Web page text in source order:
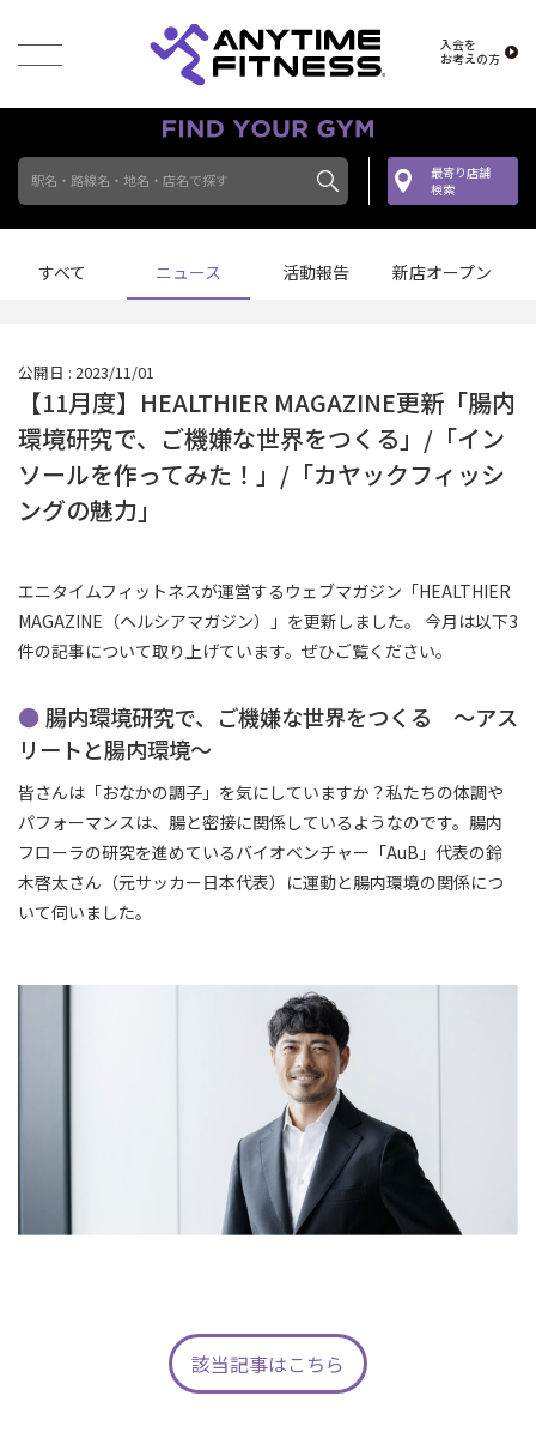
入会を
お考えの方
駅名・路線名・地名・店名で探す
最寄り店舗
検索
すべて ニュース 活動報告 新店オープン
公開日 : 2023/11/01
【11月度】HEALTHIER MAGAZINE更新「腸内
環境研究で、ご機嫌な世界をつくる」/「イン
ソールを作ってみた！」/「カヤックフィッシ
ングの魅力」
エニタイムフィットネスが運営するウェブマガジン「HEALTHIER
MAGAZINE（ヘルシアマガジン）」を更新しました。 今月は以下3
件の記事について取り上げています。ぜひご覧ください。
腸内環境研究で、ご機嫌な世界をつくる ～アス
リートと腸内環境～
皆さんは「おなかの調子」を気にしていますか？私たちの体調や
パフォーマンスは、腸と密接に関係しているようなのです。腸内
フローラの研究を進めているバイオベンチャー「AuB」代表の鈴
木啓太さん（元サッカー日本代表）に運動と腸内環境の関係につ
いて伺いました。
該当記事はこちら